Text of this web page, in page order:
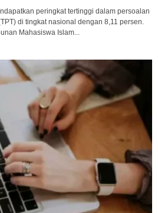
peringkat tertinggi dalam persoalan
di tingkat nasional dengan 8,11 persen.
Mahasiswa Islam...